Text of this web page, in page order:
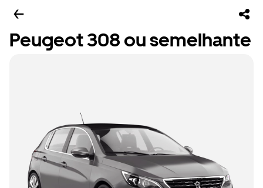
Peugeot 308 ou semelhante